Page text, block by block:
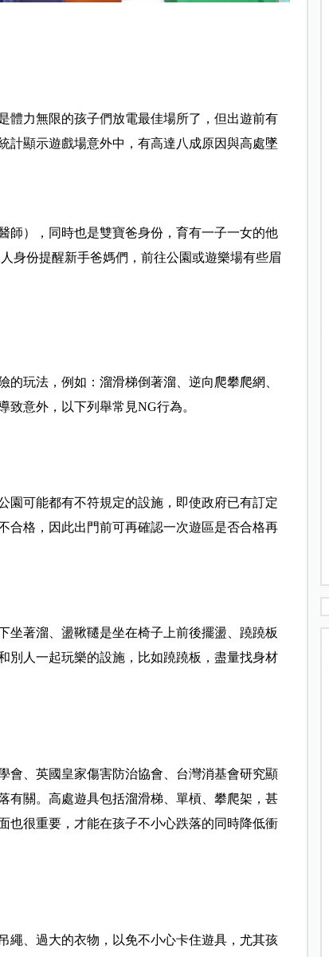
體力無限的孩子們放電最佳場所了，但出遊前有
計顯示遊戲場意外中，有高達八成原因與高處墜
師），同時也是雙寶爸身份，育有一子一女的他
身份提醒新手爸媽們，前往公園或遊樂場有些眉
玩法，例如：溜滑梯倒著溜、逆向爬攀爬網、
意外，以下列舉常見NG行為。
園可能都有不符規定的設施，即使政府已有訂定
合格，因此出門前可再確認一次遊區是否合格再
坐著溜、盪鞦韆是坐在椅子上前後擺盪、蹺蹺板
別人一起玩樂的設施，比如蹺蹺板，盡量找身材
會、英國皇家傷害防治協會、台灣消基會研究顯
有關。 高處遊具包括溜滑梯、單槓、攀爬架，甚
也很重要，才能在孩子不小心跌落的同時降低衝
繩、過大的衣物，以免不小心卡住遊具，尤其孩